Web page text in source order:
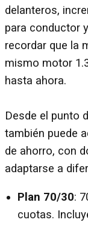
delanteros,
para conductor
recordar que la
mismo motor
hasta ahora.
Desde el punto
también puede
de ahorro, con
adaptarse a
Plan 70/30:
cuotas.